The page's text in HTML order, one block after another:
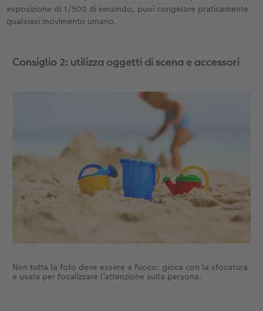
esposizione di 1/500 di secondo, puoi congelare praticamente
qualsiasi movimento umano.
Consiglio 2: utilizza oggetti di scena e accessori
Non tutta la foto deve essere a fuoco: gioca con la sfocatura
e usala per focalizzare l’attenzione sulla persona.